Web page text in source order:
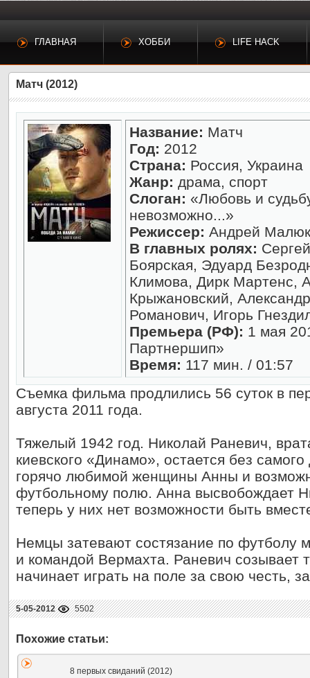
ГЛАВНАЯ ХОББИ LIFE HACK
Матч (2012)
Название: Матч
Год: 2012
Страна: Россия, Украина
Жанр: драма, спорт
Слоган: «Любовь и
невозможно...»
Режиссер: Андрей
В главных ролях:
Боярская, Эдуард
Климова, Дирк Мартенс,
Крыжановский,
Романович, Игорь
Премьера (РФ): 1 мая
Партнершип»
Время: 117 мин. / 01:57
Съемка фильма продлились 56 суток в
августа 2011 года.
Тяжелый 1942 год. Николай Раневич,
киевского «Динамо», остается без
горячо любимой женщины Анны и
футбольному полю. Анна высвобождает
теперь у них нет возможности быть
Немцы затевают состязание по футболу
и командой Вермахта. Раневич созывает
начинает играть на поле за свою честь,
5-05-2012 5502
8 первых свиданий (2012)